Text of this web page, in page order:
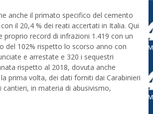
anche il primato specifico del cemento
il 20,4 % dei reati accertati in Italia. Qui
proprio record di infrazioni 1.419 con un
del 102% rispetto lo scorso anno con
e arrestate e 320 i sequestri
rispetto al 2018, dovuta anche
prima volta, dei dati forniti dai Carabinieri
in materia di abusivismo,